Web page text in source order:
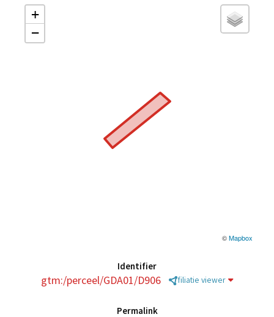
+
−
©Mapbox
Identifier
gtm:/perceel/GDA01/D906 filiatie viewer
Permalink